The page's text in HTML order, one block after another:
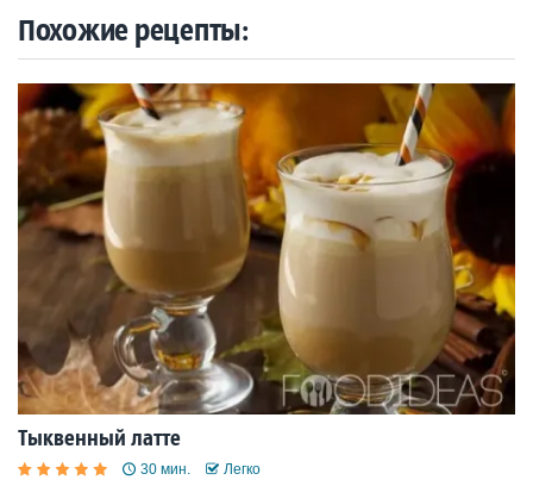
Похожие рецепты:
Тыквенный латте
30 мин. Легко